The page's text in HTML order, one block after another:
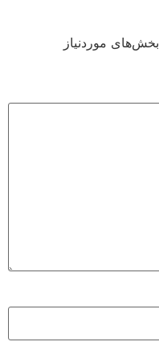
بخش‌های موردنیاز